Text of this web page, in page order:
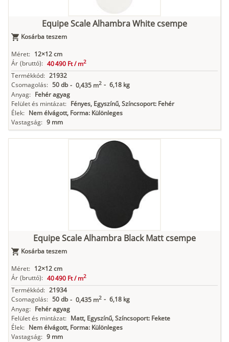
Equipe Scale Alhambra White csempe
Kosárba teszem
Méret: 12×12 cm
Ár (bruttó): 40 490 Ft /m2
Termékkód: 21932
Csomagolás: 50 db - 0,435 m2 - 6,18 kg
Anyag: Fehér agyag
Felület és mintázat: Fényes, Egyszínű, Színcsoport: Fehér
Élek: Nem élvágott, Forma: Különleges
Vastagság: 9 mm
Equipe Scale Alhambra Black Matt csempe
Kosárba teszem
Méret: 12×12 cm
Ár (bruttó): 40 490 Ft /m2
Termékkód: 21934
Csomagolás: 50 db - 0,435 m2 - 6,18 kg
Anyag: Fehér agyag
Felület és mintázat: Matt, Egyszínű, Színcsoport: Fekete
Élek: Nem élvágott, Forma: Különleges
Vastagság: 9 mm